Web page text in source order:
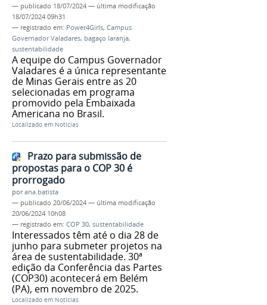
— publicado 18/07/2024 — última modificação
18/07/2024 09h31
— registrado em: Power4Girls, Campus
Governador Valadares, bagaço laranja,
sustentabilidade
A equipe do Campus Governador
Valadares é a única representante
de Minas Gerais entre as 20
selecionadas em programa
promovido pela Embaixada
Americana no Brasil.
Localizado em Notícias
Prazo para submissão de
propostas para o COP 30 é
prorrogado
porana.batista
— publicado 20/06/2024 — última modificação
20/06/2024 10h08
— registrado em: COP 30, sustentabilidade
Interessados têm até o dia 28 de
junho para submeter projetos na
área de sustentabilidade. 30ª
edição da Conferência das Partes
(COP30) acontecerá em Belém
(PA), em novembro de 2025.
Localizado em Notícias